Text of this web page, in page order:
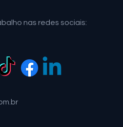
nas redes sociais: